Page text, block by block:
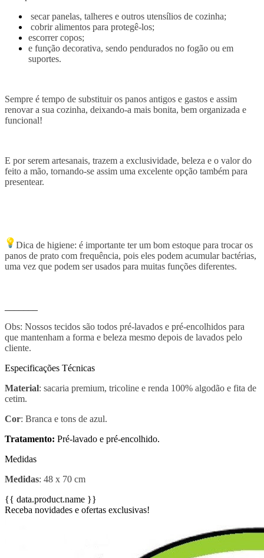
secar panelas, talheres e outros utensílios de cozinha;
cobrir alimentos para protegê-los;
escorrer copos;
e função decorativa, sendo pendurados no fogão ou em
suportes.
Sempre é tempo de substituir os panos antigos e gastos e assim
renovar a sua cozinha, deixando-a mais bonita, bem organizada e
funcional!
E por serem artesanais, trazem a exclusividade, beleza e o valor do
feito a mão, tornando-se assim uma excelente opção também para
presentear.
Dica de higiene: é importante ter um bom estoque para trocar os
panos de prato com frequência, pois eles podem acumular bactérias,
uma vez que podem ser usados para muitas funções diferentes.
Obs: Nossos tecidos são todos pré-lavados e pré-encolhidos para
que mantenham a forma e beleza mesmo depois de lavados pelo
cliente.
Especificações Técnicas
Material: sacaria premium, tricoline e renda 100% algodão e fita de
cetim.
Cor: Branca e tons de azul.
Tratamento: Pré-lavado e pré-encolhido.
Medidas
Medidas: 48 x 70 cm
{{ data.product.name }}
Receba novidades e ofertas exclusivas!